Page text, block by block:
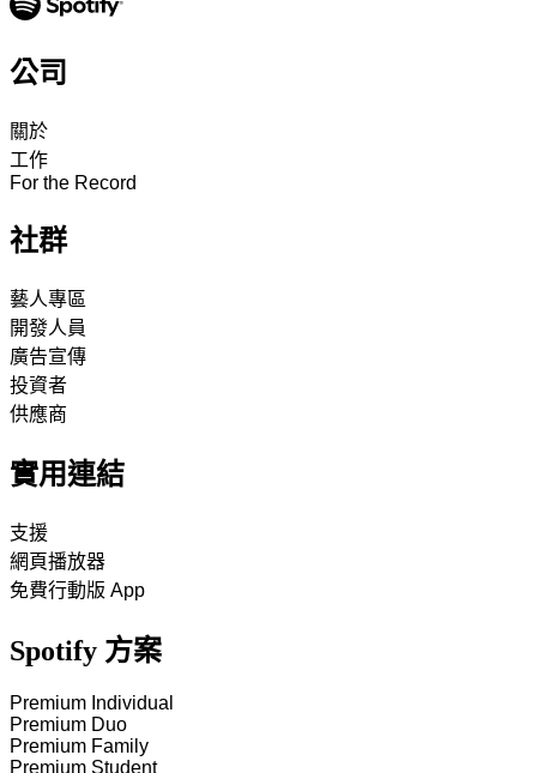
公司
關於
工作
For the Record
社群
藝人專區
開發人員
廣告宣傳
投資者
供應商
實用連結
支援
網頁播放器
免費行動版 App
Spotify 方案
Premium Individual
Premium Duo
Premium Family
Premium Student